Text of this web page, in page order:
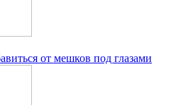
от мешков под глазами